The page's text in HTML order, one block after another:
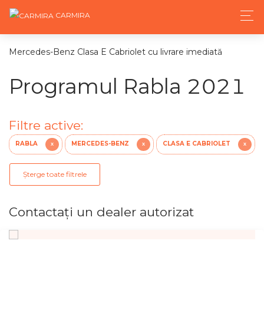
CARMIRA
Mercedes-Benz Clasa E Cabriolet cu livrare imediată
Programul Rabla 2021
Filtre active:
RABLA X MERCEDES-BENZ X CLASA E CABRIOLET X
Șterge toate filtrele
Contactaţi un dealer autorizat